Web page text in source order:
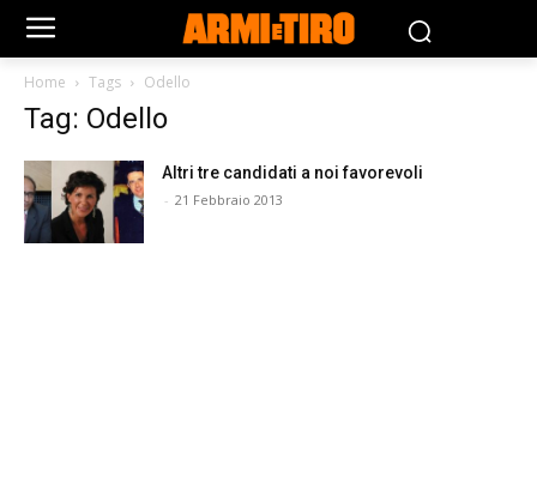
Home Tags Odello
Tag: Odello
Altri tre candidati a noi favorevoli
- 21 Febbraio 2013